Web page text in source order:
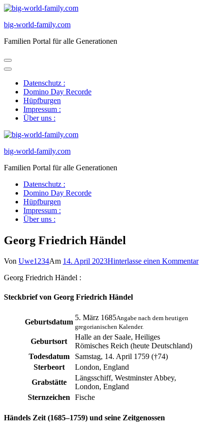
Zum
springen
drücken)
big-world-family.com
Familien Portal für alle Generationen
Datenschutz :
Domino Day Recorde
Hüpfburgen
Impressum :
Über uns :
big-world-family.com
Familien Portal für alle Generationen
Datenschutz :
Domino Day Recorde
Hüpfburgen
Impressum :
Über uns :
Georg Friedrich Händel
Von Uwe1234Am 14. April 2023Hinterlasse einen Kommentarzu
Georg Friedrich Händel :
Steckbrief von Georg Friedrich Händel
Geburtsdatum
5. März 1685Angabe nach dem heutigen
gregorianischen Kalender.
Geburtsort
Halle an der Saale, Heiliges
Römisches Reich (heute Deutschland)
Todesdatum
Samstag, 14. April 1759 (†74)
Sterbeort
London, England
Grabstätte
Längsschiff, Westminster Abbey,
London, England
Sternzeichen
Fische
Händels Zeit (1685–1759) und seine Zeitgenossen